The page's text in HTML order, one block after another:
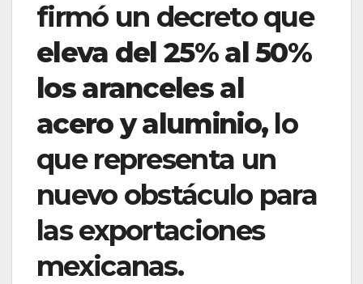
firmó un decreto que
eleva del 25% al 50%
los aranceles al
acero y aluminio,lo
que representa un
nuevo obstáculo para
las exportaciones
mexicanas.